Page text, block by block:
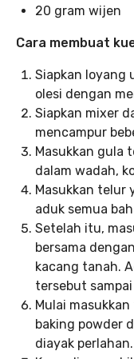
20 gram wijen
Cara membuat
Siapkan loyang
olesi dengan
Siapkan mixer
mencampur
Masukkan gula
dalam wadah,
Masukkan telur
aduk semua
Setelah itu,
bersama
kacang tanah.
tersebut
Mulai
baking powder
diayak